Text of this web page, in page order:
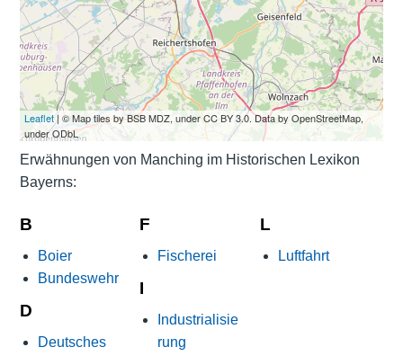
Leaflet| © Map tiles by BSB MDZ, under CC BY 3.0. Data by OpenStreetMap,
under ODbL
Erwähnungen von Manching im Historischen Lexikon
Bayerns:
B
Boier
Bundeswehr
D
Deutsches
F
Fischerei
I
Industrialisie
rung
L
Luftfahrt